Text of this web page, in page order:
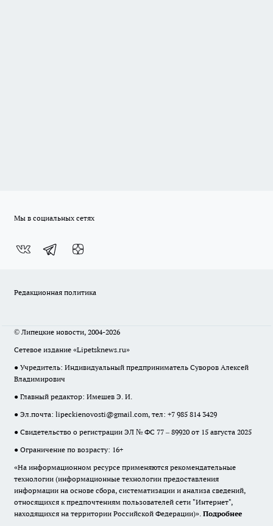
Мы в социальных сетях
Редакционная политика
© Липецкие новости, 2004-2026
Сетевое издание «Lipetsknews.ru»
● Учредитель: Индивидуальный предприниматель Суворов Алексей
Владимирович
● Главный редактор: Имешев Э. И.
● Эл.почта: lipeckienovosti@gmail.com, тел: +7 985 814 3429
● Свидетельство о регистрации ЭЛ № ФС 77 – 89920 от 15 августа 2025
● Ограничение по возрасту: 16+
«На информационном ресурсе применяются рекомендательные
технологии (информационные технологии предоставления
информации на основе сбора, систематизации и анализа сведений,
относящихся к предпочтениям пользователей сети "Интернет",
находящихся на территории Российской Федерации)». Подробнее